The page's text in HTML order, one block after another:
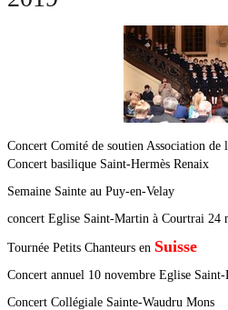
Concert Comité de soutien Association de
Concert basilique Saint-Hermès Renaix
Semaine Sainte au Puy-en-Velay
concert Eglise Saint-Martin à Courtrai 24
Tournée Petits Chanteurs en Suisse
Concert annuel 10 novembre Eglise Saint-
Concert Collégiale Sainte-Waudru Mons